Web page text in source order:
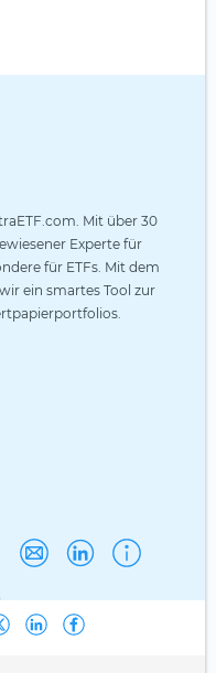
Mit über 30
Experte für
für ETFs. Mit dem
ein smartes Tool zur